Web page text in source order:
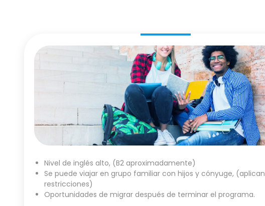
Nivel de inglés alto, (B2 aproximadamente)
Se puede viajar en grupo familiar con hijos y cónyuge, (aplican
restricciones)
Oportunidades de migrar después de terminar el programa.